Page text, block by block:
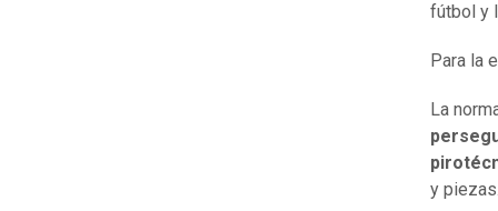
fútbol y
Para la
La
y